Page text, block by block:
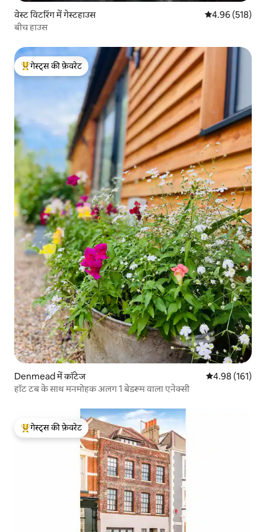
वेस्ट विटरिंग में गेस्टहाउस औसत रेटिंग 5 में से
4.96 (518)
बीच हाउस
गेस्ट्स का टॉप फ़ेवरेट
गेस्ट्स की फ़ेवरेट
Denmead में कॉटेज औसत रेटिंग 5 में से
4.98 (161)
हॉट टब के साथ मनमोहक अलग 1 बेडरूम वाला एनेक्सी
गेस्ट्स का टॉप फ़ेवरेट
गेस्ट्स की फ़ेवरेट